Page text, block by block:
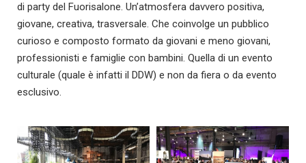
di party del Fuorisalone. Un’atmosfera davvero positiva,
giovane, creativa, trasversale. Che coinvolge un pubblico
curioso e composto formato da giovani e meno giovani,
professionisti e famiglie con bambini. Quella di un evento
culturale (quale è infatti il DDW) e non da fiera o da evento
esclusivo.